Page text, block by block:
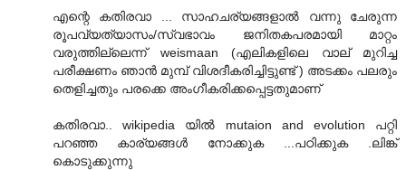
എന്റെ കതിരവാ ... സാഹചര്യങ്ങളാൽ വന്നു ചേരുന്ന
രൂപവ്യത്യാസം/സ്വഭാവം ജനിതകപരമായി മാറ്റം
വരുത്തില്ലെന്ന് weismaan (എലികളിലെ വാല് മുറിച്ച
പരീക്ഷണം ഞാന്‍ മുമ്പ് വിശദീകരിച്ചിട്ടുണ്ട് ) അടക്കം പലരും
തെളിച്ചതും പരക്കെ അംഗീകരിക്കപ്പെട്ടതുമാണ്
കതിരവാ.. wikipedia യില്‍ mutaion and evolution പറ്റി
പറഞ്ഞ കാര്യങ്ങള്‍ നോക്കുക ...പഠിക്കുക .ലിങ്ക്
കൊടുക്കുന്നു